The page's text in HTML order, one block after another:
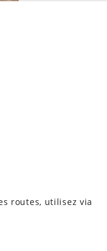
routes, utilisez via